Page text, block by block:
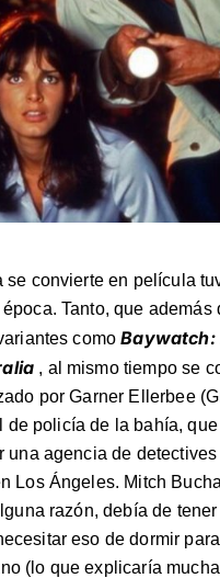
se convierte en película
Tanto, que además
comoBaywatch:
, al mismo tiempo se
por Garner Ellerbee
de policía de la bahía,
una agencia de
Los Ángeles. Mitch
razón, debía de
eso de dormir
(lo que explicaría